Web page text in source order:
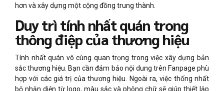
hơn và xây dựng một cộng đồng trung thành.
Duy trì tính nhất quán trong
thông điệp của thương hiệu
Tính nhất quán vô cùng quan trọng trong việc xây dựng bản
sắc thương hiệu. Bạn cần đảm bảo nội dung trên Fanpage phù
hợp với các giá trị của thương hiệu. Ngoài ra, việc thống nhất
bộ nhận diện từ logo, màu sắc và phông chữ sẽ giúp thiết lập